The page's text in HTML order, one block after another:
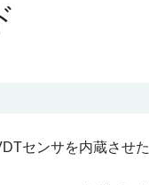
センサを内蔵させ